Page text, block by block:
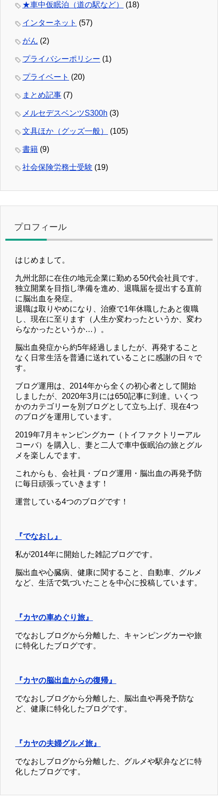
★車中仮眠泊（道の駅など） (18)
インターネット (57)
がん (2)
プライバシーポリシー (1)
プライベート (20)
まとめ記事 (7)
メルセデスベンツS300h (3)
文具ほか（グッズ一般） (105)
書籍 (9)
社会保険労務士受験 (19)
プロフィール
はじめまして。
九州北部に在住の地元企業に勤める50代会社員です。
独立開業を目指し準備を進め、退職届を提出する直前
に脳出血を発症。
退職は取りやめになり、治療で1年休職したあと復職
し、現在に至ります（人生か変わったというか、変わ
らなかったというか…）。
脳出血発症から約5年経過しましたが、再発すること
なく日常生活を普通に送れていることに感謝の日々で
す。
ブログ運用は、2014年から全くの初心者として開始
しましたが、2020年3月には650記事に到達。いくつ
かのカテゴリーを別ブログとして立ち上げ、現在4つ
のブログを運用しています。
2019年7月キャンピングカー（トイファクトリーアル
コーバ）を購入し、妻と二人で車中仮眠泊の旅とグル
メを楽しんでます。
これからも、会社員・ブログ運用・脳出血の再発予防
に毎日頑張っていきます！
運営している4つのブログです！
『でなおし』
私が2014年に開始した雑記ブログです。
脳出血や心臓病、健康に関すること、自動車、グルメ
など、生活で気づいたことを中心に投稿しています。
『カヤの車めぐり旅』
でなおしブログから分離した、キャンピングカーや旅
に特化したブログです。
『カヤの脳出血からの復帰』
でなおしブログから分離した、脳出血や再発予防な
ど、健康に特化したブログです。
『カヤの夫婦グルメ旅』
でなおしブログから分離した、グルメや駅弁などに特
化したブログです。